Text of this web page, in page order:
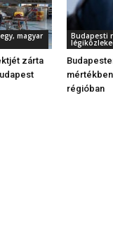
magyar
zárta
Budapesti
régióban